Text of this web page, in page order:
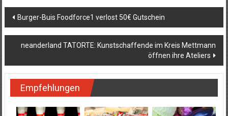
Beitragsnavigation
Burger-Buis Foodforce1 verlost 50€ Gutschein
neanderland TATORTE: Kunstschaffende im Kreis Mettmann
öffnen ihre Ateliers
Empfehlungen